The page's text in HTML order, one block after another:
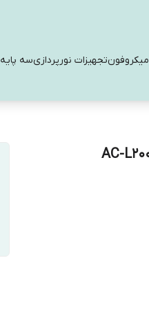
میکروفونتجهیزات نورپردازیسه پایه